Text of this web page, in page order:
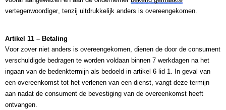
vertegenwoordiger, tenzij uitdrukkelijk anders is overeengekomen.
Artikel 11 – Betaling
Voor zover niet anders is overeengekomen, dienen de door de consument
verschuldigde bedragen te worden voldaan binnen 7 werkdagen na het
ingaan van de bedenktermijn als bedoeld in artikel 6 lid 1. In geval van
een overeenkomst tot het verlenen van een dienst, vangt deze termijn
aan nadat de consument de bevestiging van de overeenkomst heeft
ontvangen.